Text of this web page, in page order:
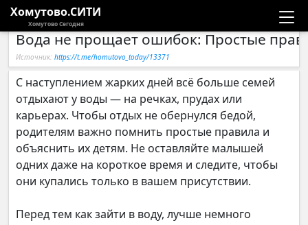
Хомутово.СИТИ
Хомутово Сегодня
Новости
Расписание автобусов
Галерея
Компании
Вода не прощает ошибок: Простые
Источник: https://t.me/homutovo_today/13371
С наступлением жарких дней всё больше семей
отдыхают у воды — на речках, прудах или
карьерах. Чтобы отдых не обернулся бедой,
родителям важно помнить простые правила и
объяснить их детям. Не оставляйте малышей
одних даже на короткое время и следите, чтобы
они купались только в вашем присутствии.
Перед тем как зайти в воду, лучше немного